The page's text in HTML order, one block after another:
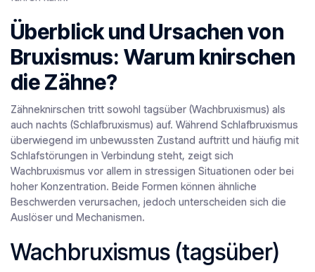
Überblick und Ursachen von
Bruxismus: Warum knirschen
die Zähne?
Zähneknirschen tritt sowohl tagsüber (Wachbruxismus) als
auch nachts (Schlafbruxismus) auf. Während Schlafbruxismus
überwiegend im unbewussten Zustand auftritt und häufig mit
Schlafstörungen in Verbindung steht, zeigt sich
Wachbruxismus vor allem in stressigen Situationen oder bei
hoher Konzentration. Beide Formen können ähnliche
Beschwerden verursachen, jedoch unterscheiden sich die
Auslöser und Mechanismen.
Wachbruxismus (tagsüber)